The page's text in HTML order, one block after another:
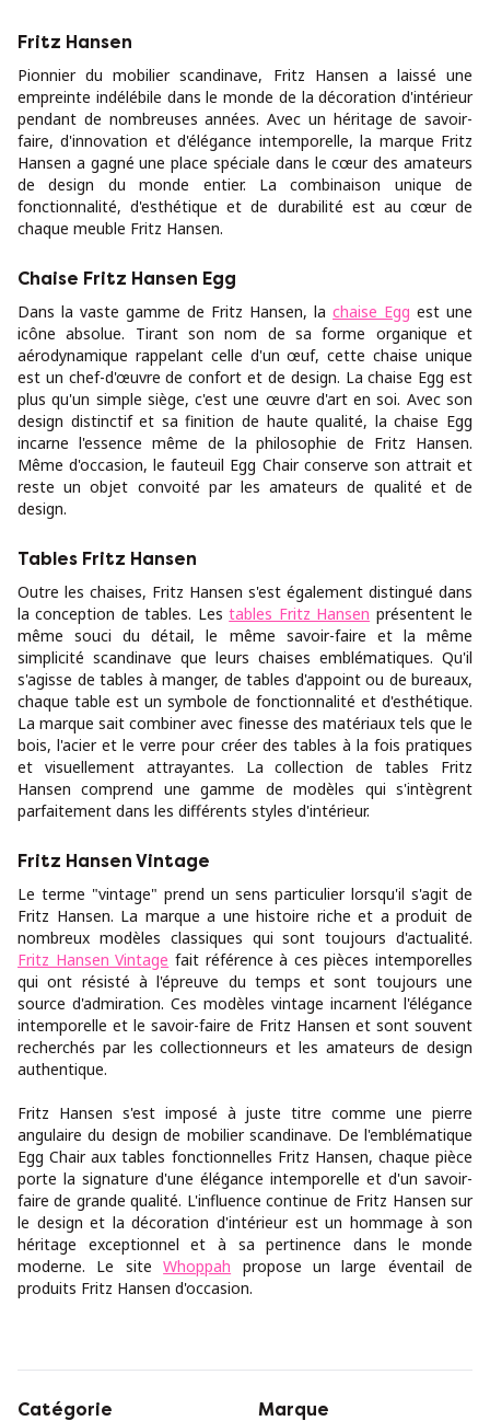
Fritz Hansen
Pionnier du mobilier scandinave, Fritz Hansen a laissé une
empreinte indélébile dans le monde de la décoration d'intérieur
pendant de nombreuses années. Avec un héritage de savoir-
faire, d'innovation et d'élégance intemporelle, la marque Fritz
Hansen a gagné une place spéciale dans le cœur des amateurs
de design du monde entier. La combinaison unique de
fonctionnalité, d'esthétique et de durabilité est au cœur de
chaque meuble Fritz Hansen.
Chaise Fritz Hansen Egg
Dans la vaste gamme de Fritz Hansen, la chaise Egg est une
icône absolue. Tirant son nom de sa forme organique et
aérodynamique rappelant celle d'un œuf, cette chaise unique
est un chef-d'œuvre de confort et de design. La chaise Egg est
plus qu'un simple siège, c'est une œuvre d'art en soi. Avec son
design distinctif et sa finition de haute qualité, la chaise Egg
incarne l'essence même de la philosophie de Fritz Hansen.
Même d'occasion, le fauteuil Egg Chair conserve son attrait et
reste un objet convoité par les amateurs de qualité et de
design.
Tables Fritz Hansen
Outre les chaises, Fritz Hansen s'est également distingué dans
la conception de tables. Lestables Fritz Hansen présentent le
même souci du détail, le même savoir-faire et la même
simplicité scandinave que leurs chaises emblématiques. Qu'il
s'agisse de tables à manger, de tables d'appoint ou de bureaux,
chaque table est un symbole de fonctionnalité et d'esthétique.
La marque sait combiner avec finesse des matériaux tels que le
bois, l'acier et le verre pour créer des tables à la fois pratiques
et visuellement attrayantes. La collection de tables Fritz
Hansen comprend une gamme de modèles qui s'intègrent
parfaitement dans les différents styles d'intérieur.
Fritz Hansen Vintage
Le terme "vintage" prend un sens particulier lorsqu'il s'agit de
Fritz Hansen. La marque a une histoire riche et a produit de
nombreux modèles classiques qui sont toujours d'actualité.
Fritz Hansen Vintage fait référence à ces pièces intemporelles
qui ont résisté à l'épreuve du temps et sont toujours une
source d'admiration. Ces modèles vintage incarnent l'élégance
intemporelle et le savoir-faire de Fritz Hansen et sont souvent
recherchés par les collectionneurs et les amateurs de design
authentique.
Fritz Hansen s'est imposé à juste titre comme une pierre
angulaire du design de mobilier scandinave. De l'emblématique
Egg Chair aux tables fonctionnelles Fritz Hansen, chaque pièce
porte la signature d'une élégance intemporelle et d'un savoir-
faire de grande qualité. L'influence continue de Fritz Hansen sur
le design et la décoration d'intérieur est un hommage à son
héritage exceptionnel et à sa pertinence dans le monde
moderne. Le siteWhoppah propose un large éventail de
produits Fritz Hansen d'occasion.
Catégorie
Marque